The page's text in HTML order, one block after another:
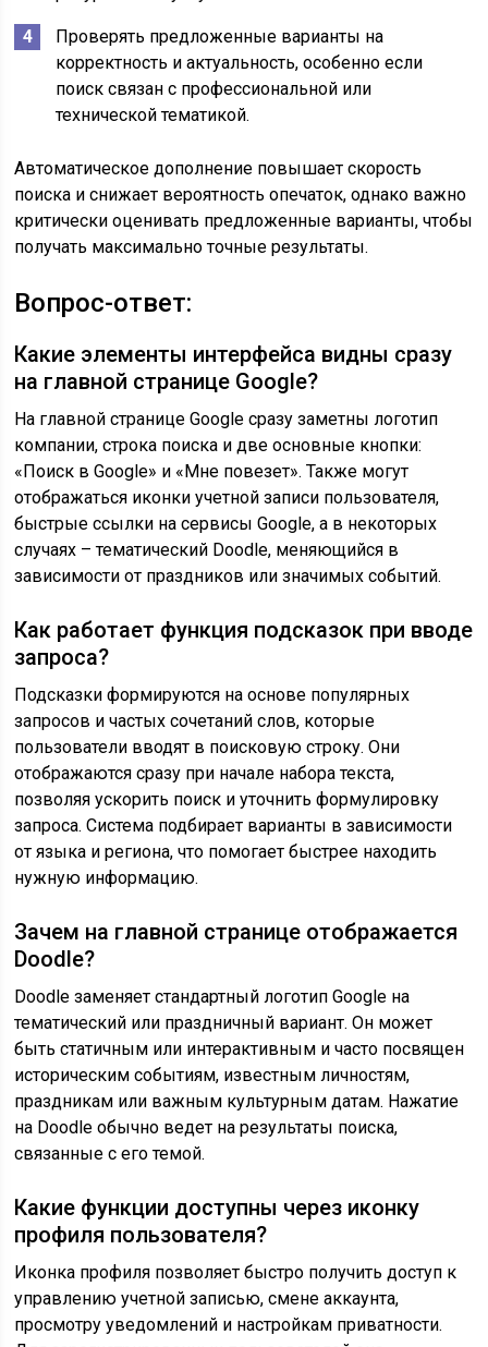
Проверять предложенные варианты на
корректность и актуальность, особенно если
поиск связан с профессиональной или
технической тематикой.
Автоматическое дополнение повышает скорость
поиска и снижает вероятность опечаток, однако важно
критически оценивать предложенные варианты, чтобы
получать максимально точные результаты.
Вопрос-ответ:
Какие элементы интерфейса видны сразу
на главной странице Google?
На главной странице Google сразу заметны логотип
компании, строка поиска и две основные кнопки:
«Поиск в Google» и «Мне повезет». Также могут
отображаться иконки учетной записи пользователя,
быстрые ссылки на сервисы Google, а в некоторых
случаях – тематический Doodle, меняющийся в
зависимости от праздников или значимых событий.
Как работает функция подсказок при вводе
запроса?
Подсказки формируются на основе популярных
запросов и частых сочетаний слов, которые
пользователи вводят в поисковую строку. Они
отображаются сразу при начале набора текста,
позволяя ускорить поиск и уточнить формулировку
запроса. Система подбирает варианты в зависимости
от языка и региона, что помогает быстрее находить
нужную информацию.
Зачем на главной странице отображается
Doodle?
Doodle заменяет стандартный логотип Google на
тематический или праздничный вариант. Он может
быть статичным или интерактивным и часто посвящен
историческим событиям, известным личностям,
праздникам или важным культурным датам. Нажатие
на Doodle обычно ведет на результаты поиска,
связанные с его темой.
Какие функции доступны через иконку
профиля пользователя?
Иконка профиля позволяет быстро получить доступ к
управлению учетной записью, смене аккаунта,
просмотру уведомлений и настройкам приватности.